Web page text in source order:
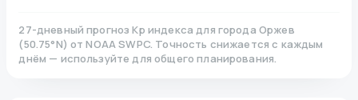
27-дневный прогноз Kp индекса для города Оржев
(50.75°N)от NOAA SWPC. Точность снижается с каждым
днём — используйте для общего планирования.